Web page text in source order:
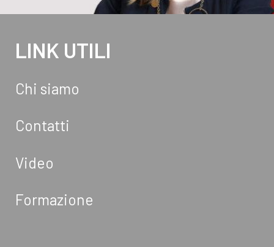
LINK UTILI
Chi siamo
Contatti
Video
Formazione